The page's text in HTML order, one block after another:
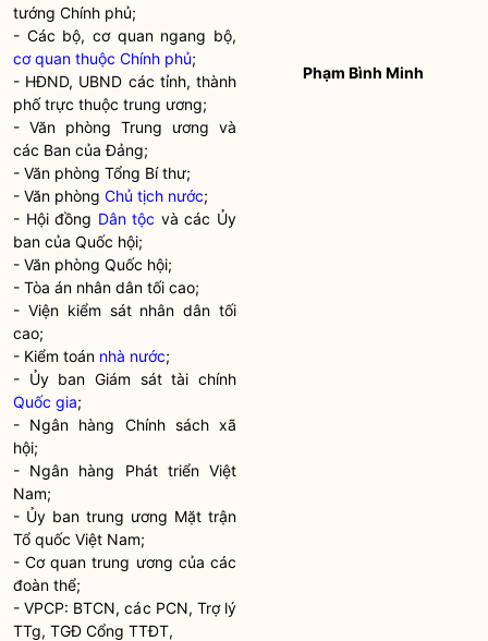
tướng Chính phủ;
- Các bộ, cơ quan ngang bộ,
cơ quan thuộc Chính phủ;
- HĐND, UBND các tỉnh, thành
phố trực thuộc trung ương;
- Văn phòng Trung ương và
các Ban của Đảng;
- Văn phòng Tổng Bí thư;
- Văn phòngChủ tịch nước;
- Hội đồng Dân tộc và các Ủy
ban củaQuốc hội;
- Văn phòngQuốc hội;
- Tòa án nhân dân tối cao;
- Viện kiểm sát nhân dân tối
cao;
- Kiểm toán nhà nước;
- Ủy ban Giám sát tài chính
Quốc gia;
- Ngân hàng Chính sách xã
hội;
- Ngân hàng Phát triển Việt
Nam;
- Ủy ban trung ương Mặt trận
Tổ quốc Việt Nam;
- Cơ quan trung ương của các
đoàn thể;
- VPCP: BTCN, các PCN, Trợ lý
TTg, TGĐ Cổng TTĐT,
Phạm Bình Minh